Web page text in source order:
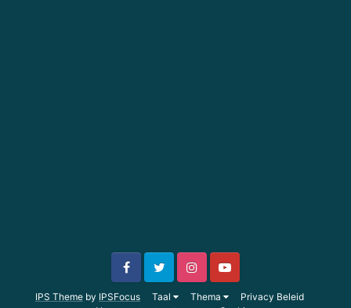
IPS Theme by IPSFocus Taal Thema
Privacy Beleid